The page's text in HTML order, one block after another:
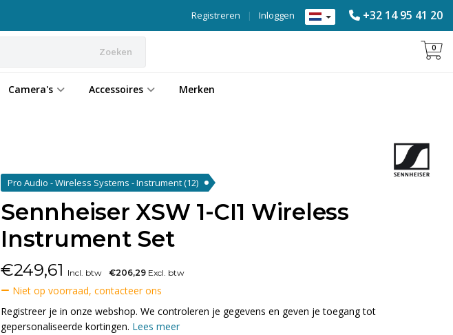
+32 14 95 41 20
Inloggen
|
Registreren
Zoeken 0
Camera's Accessoires Merken
Pro Audio - Wireless Systems - Instrument(12)
Sennheiser XSW 1-CI1 Wireless
Instrument Set
€249,61 Incl. btw €206,29 Excl. btw
Niet op voorraad, contacteer ons
Registreer je in onze webshop. We controleren je gegevens en geven je toegang tot
gepersonaliseerde kortingen. Lees meer